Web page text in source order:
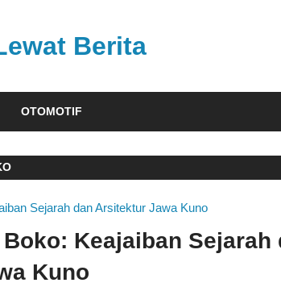
Berita
OTOMOTIF
Keajaiban Sejarah
Kuno